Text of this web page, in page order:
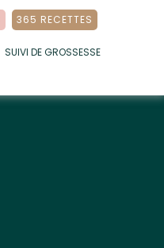
365 RECETTES
SUIVI DE GROSSESSE